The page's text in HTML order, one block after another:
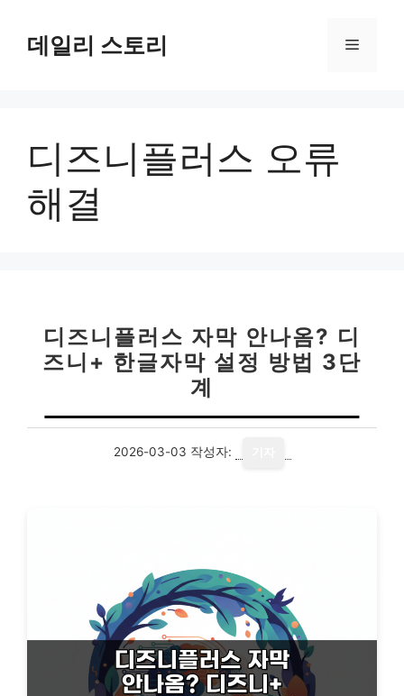
데일리 스토리 메
디즈니플러스 오류
해결
디즈니플러스 자막 안나옴? 디
즈니+ 한글자막 설정 방법 3단
계
2026-03-03 작성자: